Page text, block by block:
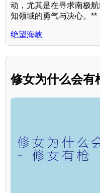
动，尤其是在寻求南极
知领域的勇气与决心。**
绝望海峡
修女为什么会有